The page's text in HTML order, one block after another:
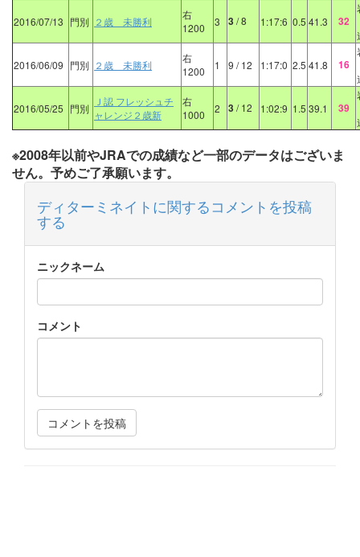
2016/07/13 門別 ２歳 未勝利
右
1200
3 3/ 8 1:17:6 0.5 41.3 32
2016/06/09 門別 ２歳 未勝利
右
1200
1 9 / 12 1:17:0 2.5 41.8 16
2016/05/25 門別
Ｊ認 フレッシュチ
ャレンジ２歳新
右
1000
2 3/ 12 1:02:9 1.5 39.1 39
※2008年以前やJRAでの成績など一部のデータはございま
せん。予めご了承願います。
ディターミネイトに関するコメントを投稿
する
ニックネーム
コメント